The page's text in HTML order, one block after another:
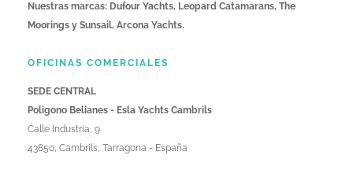
Nuestras marcas: Dufour Yachts, Leopard Catamarans, The
Moorings y Sunsail, Arcona Yachts.
OFICINAS COMERCIALES
SEDE CENTRAL
Poligono Belianes - Esla Yachts Cambrils
Calle Industria, 9
43850, Cambrils, Tarragona - España